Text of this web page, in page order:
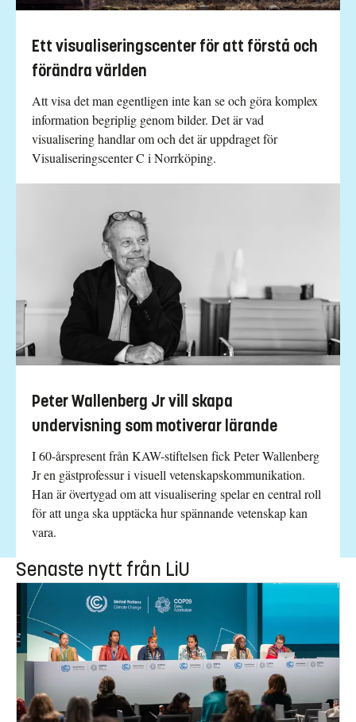
Ett visualiseringscenter för att förstå och
förändra världen
Att visa det man egentligen inte kan se och göra komplex
information begriplig genom bilder. Det är vad
visualisering handlar om och det är uppdraget för
Visualiseringscenter C i Norrköping.
Peter Wallenberg Jr vill skapa
undervisning som motiverar lärande
I 60-årspresent från KAW-stiftelsen fick Peter Wallenberg
Jr en gästprofessur i visuell vetenskapskommunikation.
Han är övertygad om att visualisering spelar en central roll
för att unga ska upptäcka hur spännande vetenskap kan
vara.
Senaste nytt från LiU